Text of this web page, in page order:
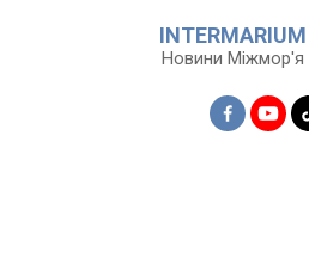
INTERMARIUM
Новини Міжмор'я